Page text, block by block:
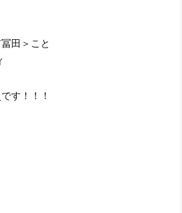
田＞こと
す！！！